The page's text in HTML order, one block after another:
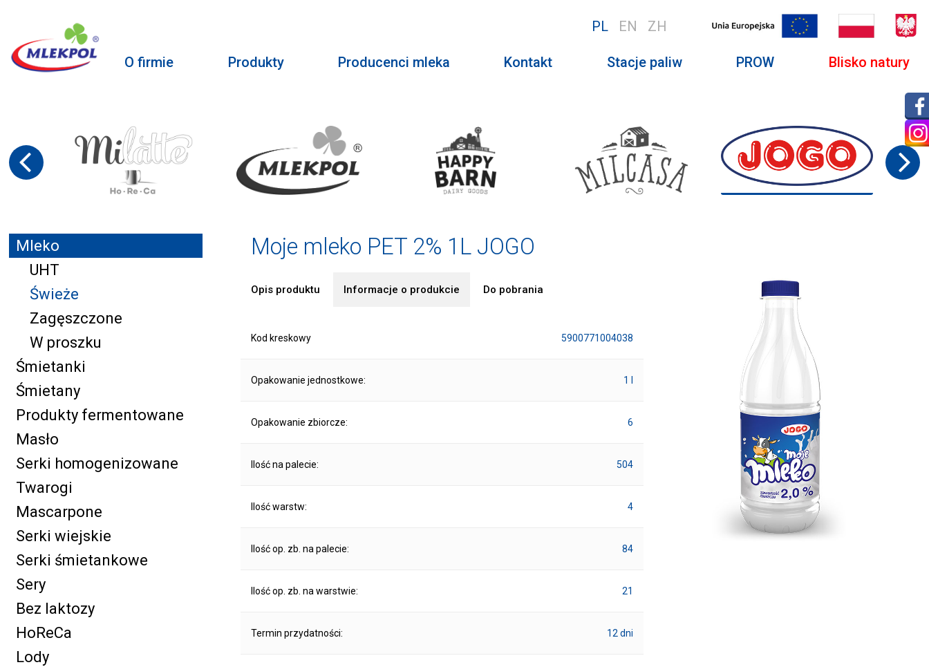
PL EN ZH
O firmie Produkty Producenci mleka Kontakt Stacje paliw PROW Blisko natury
Mleko
UHT
Świeże
Zagęszczone
W proszku
Śmietanki
Śmietany
Produkty fermentowane
Masło
Serki homogenizowane
Twarogi
Mascarpone
Serki wiejskie
Serki śmietankowe
Sery
Bez laktozy
HoReCa
Lody
Moje mleko PET 2% 1L JOGO
Opis produktu Informacje o produkcie Do pobrania
Kod kreskowy 5900771004038
Opakowanie jednostkowe: 1 l
Opakowanie zbiorcze: 6
Ilość na palecie: 504
Ilość warstw: 4
Ilość op. zb. na palecie: 84
Ilość op. zb. na warstwie: 21
Termin przydatności: 12 dni